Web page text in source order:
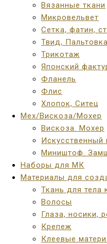
Вязанные ткани
Микровельвет
Сетка, фатин,
Твид, Пальтовка
Трикотаж
Японский
Фланель
Флис
Хлопок, Ситец
Мех/Вискоза/Мохер
Вискоза. Мохер
Искусственный
Миништоф.
Наборы для МК
Материалы для
Ткань для тела
Волосы
Глаза, носики,
Крепеж
Клеевые